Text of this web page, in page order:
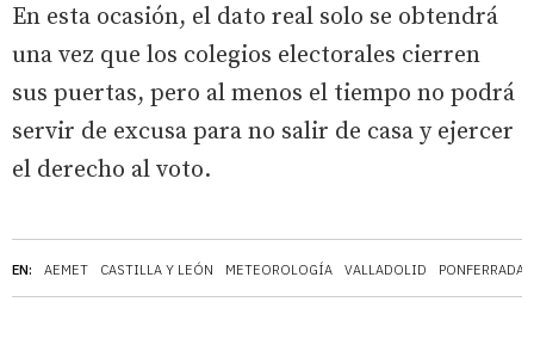
EN: AEMET CASTILLA Y LEÓN METEOROLOGÍA VALLADOLID PONFERRADA
En esta ocasión, el dato real solo se obtendrá
una vez que los colegios electorales cierren
sus puertas, pero al menos el tiempo no podrá
servir de excusa para no salir de casa y ejercer
el derecho al voto.